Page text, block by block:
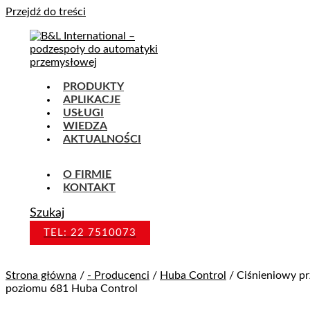
Przejdź do treści
PRODUKTY
APLIKACJE
USŁUGI
WIEDZA
AKTUALNOŚCI
O FIRMIE
KONTAKT
Szukaj
TEL: 22 7510073
Strona główna / - Producenci / Huba Control / Ciśnieniowy
poziomu 681 Huba Control